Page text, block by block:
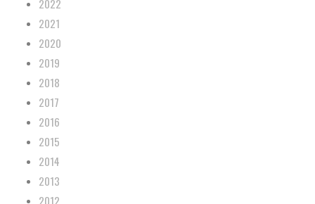
2022
2021
2020
2019
2018
2017
2016
2015
2014
2013
2012